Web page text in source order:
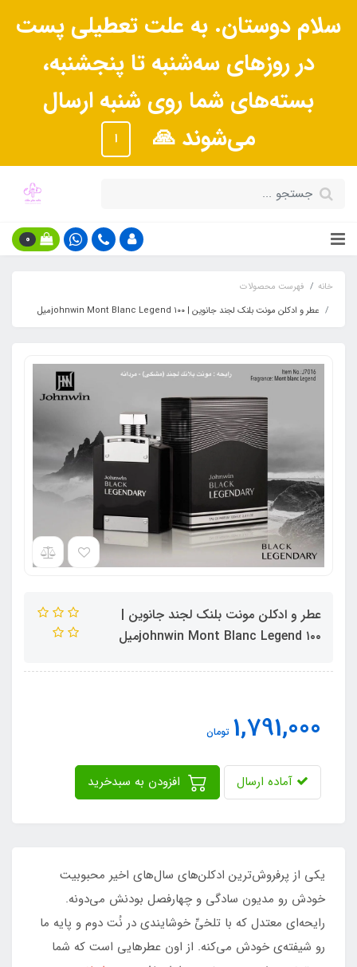
سلام دوستان. به علت تعطیلی پست
در روزهای سه‌شنبه تا پنجشنبه،
بسته‌های شما روی شنبه ارسال
می‌شوند 🙏
ا
0
خانه
فهرست محصولات
عطر و ادکلن مونت بلنک لجند جانوین | johnwin Mont Blanc Legend ۱۰۰میل
عطر و ادکلن مونت بلنک لجند جانوین |
johnwin Mont Blanc Legend ۱۰۰میل
1,791,000 تومان
آماده ارسال
یکی از پرفروش‌ترین ادکلن‌های سال‌های اخیر محبوبیت
خودش رو مدیون سادگی و چهارفصل بودنش می‌دونه.
رایحه‌ای معتدل که با تلخیِّ خوشایندی در نُت دوم و پایه ما
رو شیفته‌ی خودش می‌کنه. از اون عطرهایی است که شما